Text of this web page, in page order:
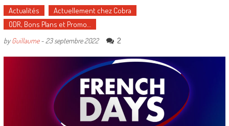
Actualités
Actuellement chez Cobra
ODR, Bons Plans et Promo…
byGuillaume- 23 septembre 2022 2